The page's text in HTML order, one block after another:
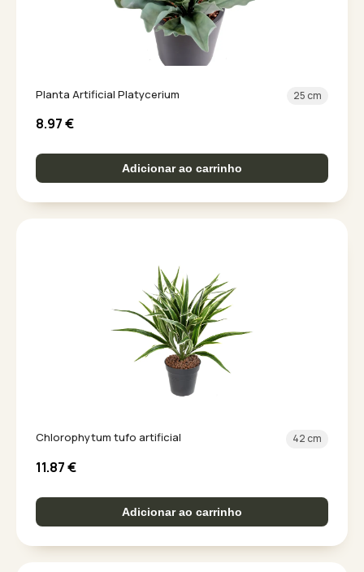
Planta Artificial Platycerium 25 cm
8.97€
Adicionar ao carrinho
Chlorophytum tufo artificial 42 cm
11.87€
Adicionar ao carrinho